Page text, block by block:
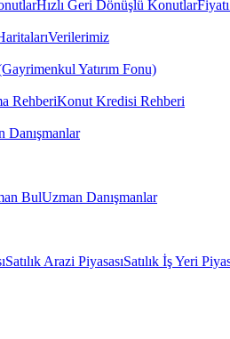
Hızlı Geri Dönüşlü Konutlar
Verilerimiz
Yatırım Fonu)
RehberiKonut Kredisi Rehberi
Danışmanlar
BulUzman Danışmanlar
Satılık Arazi PiyasasıSatılık İş Yeri